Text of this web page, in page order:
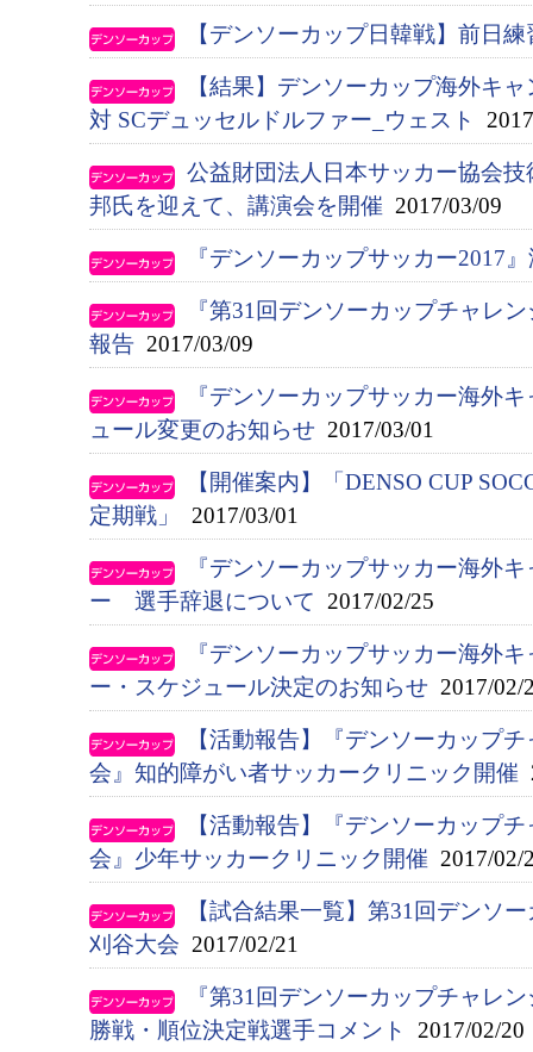
【デンソーカップ日韓戦】前日
【結果】デンソーカップ海外キ
対 SCデュッセルドルファー_ウェスト
公益財団法人日本サッカー協会
邦氏を迎えて、講演会を開催 2017/03/09
『デンソーカップサッカー2017
『第31回デンソーカップチャレ
報告 2017/03/09
『デンソーカップサッカー海外
ュール変更のお知らせ 2017/03/01
【開催案内】「DENSO CUP
定期戦」
2017/03/01
『デンソーカップサッカー海外
ー 選手辞退について 2017/02/25
『デンソーカップサッカー海外
ー・スケジュール決定のお知らせ 2017/02/
【活動報告】『デンソーカップ
会』知的障がい者サッカークリニック開催
【活動報告】『デンソーカップ
会』少年サッカークリニック開催 2017/02/
【試合結果一覧】第31回デンソ
刈谷大会 2017/02/21
『第31回デンソーカップチャレ
勝戦・順位決定戦選手コメント
2017/02/20